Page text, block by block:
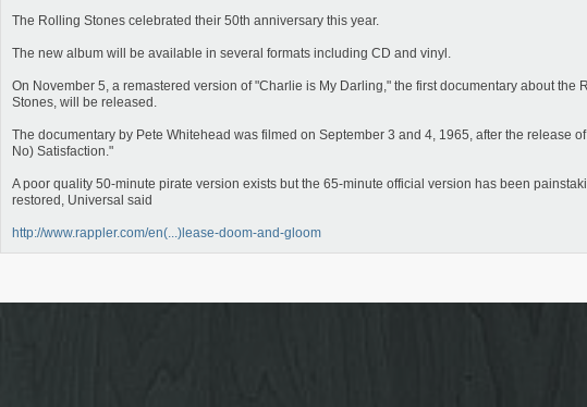
The Rolling Stones celebrated their 50th anniversary this year.
The new album will be available in several formats including CD and vinyl.
On November 5, a remastered version of "Charlie is My Darling," the first documentary about the
Stones, will be released.
The documentary by Pete Whitehead was filmed on September 3 and 4, 1965, after the release
No) Satisfaction."
A poor quality 50-minute pirate version exists but the 65-minute official version has been
restored, Universal said
http://www.rappler.com/en(...)lease-doom-and-gloom